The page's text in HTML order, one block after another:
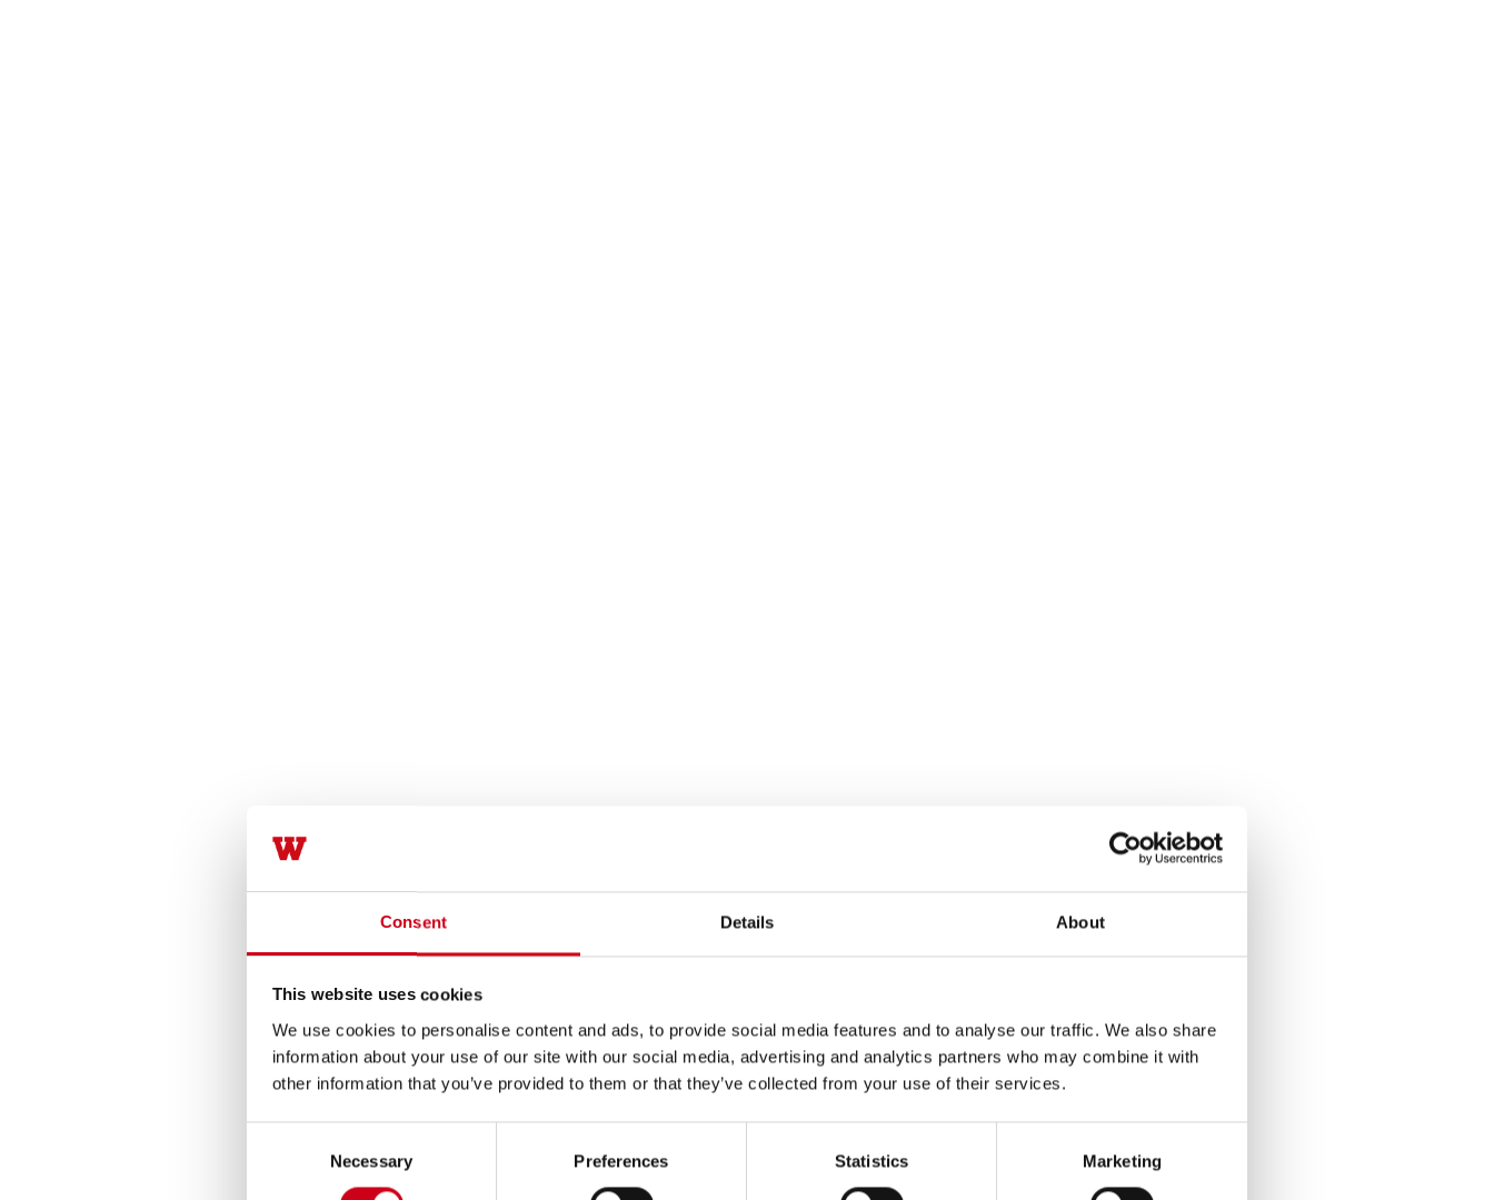
Consent Details About
This website uses cookies
We use cookies to personalise content and ads, to provide social media features and to analyse our traffic. We also share
information about your use of our site with our social media, advertising and analytics partners who may combine it with
other information that you’ve provided to them or that they’ve collected from your use of their services.
Necessary Preferences Statistics Marketing